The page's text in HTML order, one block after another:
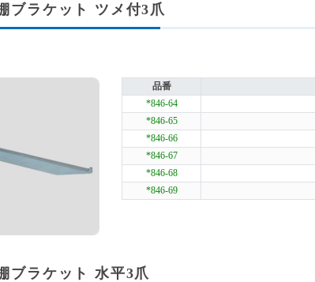
ブラケット ツメ付3爪
品番
*846-64
*846-65
*846-66
*846-67
*846-68
*846-69
ブラケット 水平3爪